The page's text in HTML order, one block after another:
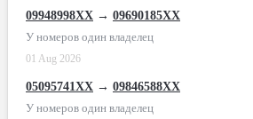
09948998XX → 09690185XX
У номеров один владелец
01 Aug 2026
05095741XX → 09846588XX
У номеров один владелец